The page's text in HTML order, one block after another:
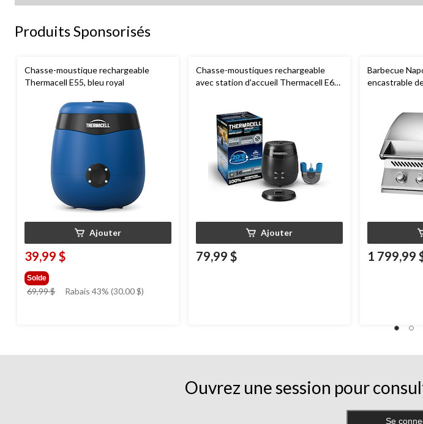
Produits Sponsorisés
Chasse-moustique rechargeable
Thermacell E55, bleu royal
Ajouter
39,99 $
Solde
69,99 $
prixRabais 43% (30.00 $)
Chasse-moustiques rechargeable
avec station d'accueil Thermacell E65,
Ajouter
79,99 $
Barbecue
encastrable
1 799,99
Ouvrez une session pour
Se